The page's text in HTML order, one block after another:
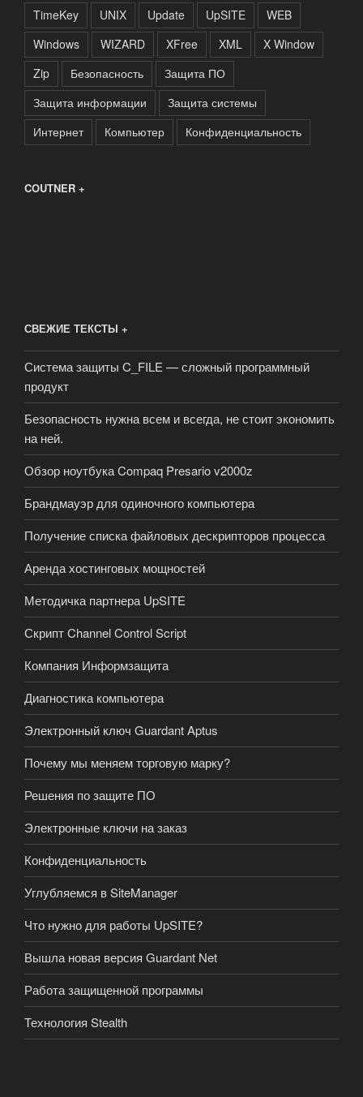
TimeKey
UNIX Update UpSITE
WEB
Windows
WIZARD XFree XML
X Window
Zip
Безопасность
Защита ПО
Защита информации
Защита системы
Интернет
Компьютер Конфиденциальность
COUTNER +
СВЕЖИЕ ТЕКСТЫ +
Система защиты C_FILE — сложный программный
продукт
Безопасность нужна всем и всегда, не стоит экономить
на ней.
Обзор ноутбука Compaq Presario v2000z
Брандмауэр для одиночного компьютера
Получение списка файловых дескрипторов процесса
Аренда хостинговых мощностей
Методичка партнера UpSITE
Скрипт Channel Control Script
Компания Информзащита
Диагностика компьютера
Электронный ключ Guardant Aptus
Почему мы меняем торговую марку?
Решения по защите ПО
Электронные ключи на заказ
Конфиденциальность
Углубляемся в SiteManager
Что нужно для работы UpSITE?
Вышла новая версия Guardant Net
Работа защищенной программы
Технология Stealth